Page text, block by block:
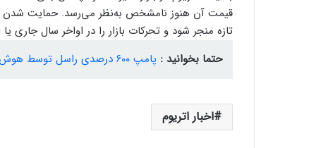
قیمت آن هنوز نامشخص به‌نظر می‌رسد. حمایت شدن
تازه منجر شود و تحرکات بازار را در اواخر سال جاری
حتما بخوانید : پامپ ۶۰۰ درصدی راسل توسط هوش مصنوعی! این میم‌کوین چه ارتباطی با کوین‌بیس دارد؟
اخبار اتریوم